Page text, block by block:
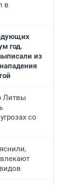
в
год.
из
Литвы
со